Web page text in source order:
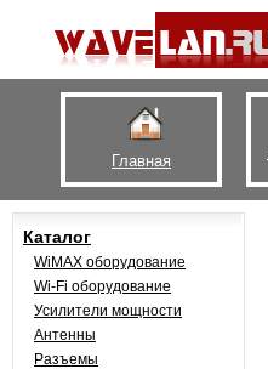
Главная
Каталог
WiMAX оборудование
Wi-Fi оборудование
Усилители мощности
Антенны
Разъемы